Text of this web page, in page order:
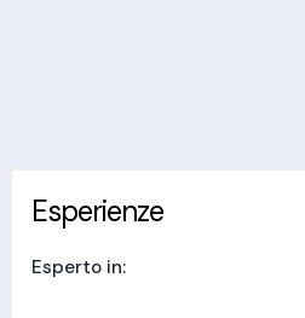
Esperienze
Esperto in: